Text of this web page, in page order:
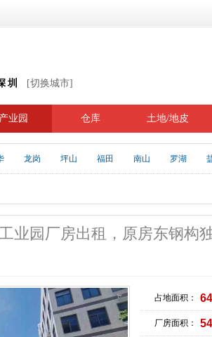
圳 [切换城市]
产业园 仓库 土地/地皮
龙岗 坪山 福田 南山 罗湖
业园厂房出租，原房东钢构
占地面积：
厂房面积：